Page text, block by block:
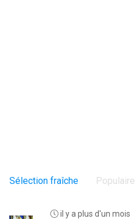
Sélection fraîche Populaire
il y a plus d'un mois